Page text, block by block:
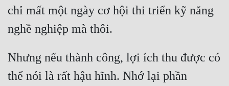
Trinh Thám
Triều Đấu
Trùng Sinh
Trọng Sinh
chỉ mất một ngày cơ hội thi triển kỹ năng
Nhưng nếu thành công, lợi ích thu được có
thể nói là rất hậu hĩnh. Nhớ lại phần